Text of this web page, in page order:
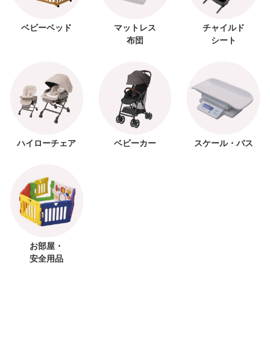
ベビーベッド
マットレス
布団
チャイルド
シート
ハイローチェア ベビーカー スケール・バス
お部屋・
安全用品